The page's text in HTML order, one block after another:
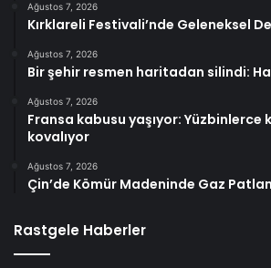
Ağustos 7, 2026
Kırklareli Festivali’nde Geleneksel
Ağustos 7, 2026
Bir şehir resmen haritadan silindi:
Ağustos 7, 2026
Fransa kabusu yaşıyor: Yüzbinlerce
kovalıyor
Ağustos 7, 2026
Çin’de Kömür Madeninde Gaz
Rastgele Haberler